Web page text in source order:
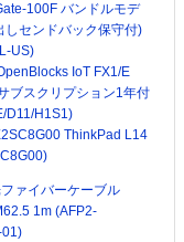
100F バンドルモデ
しセンドバック保守付)
US)
IoT FX1/E
ブスクリプション1年付
D11/H1S1)
ThinkPad L14
ァイバーケーブル
1m (AFP2-
01)